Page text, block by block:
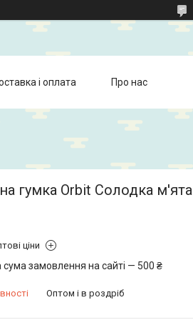
і оплата Про нас
гумка Orbit Солодка м'ята
ціни
сума замовлення на сайті — 500 ₴
Оптом і в роздріб